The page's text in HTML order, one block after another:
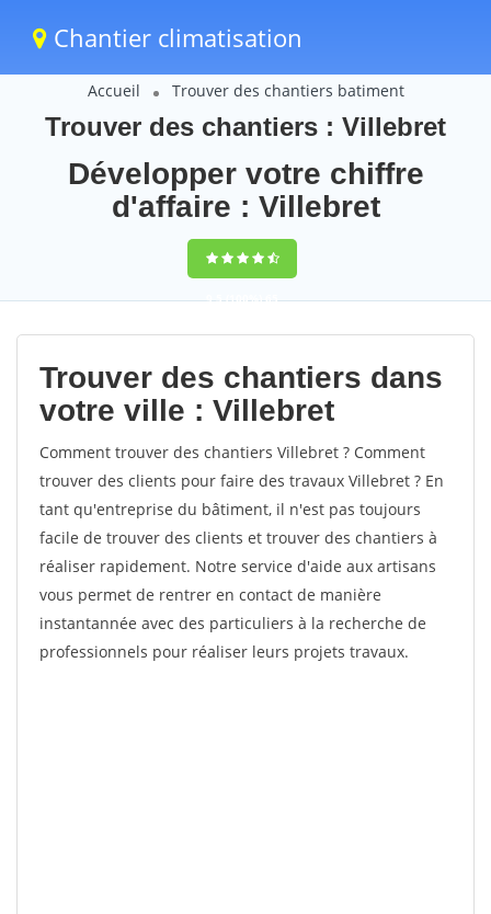
Chantier climatisation
Accueil Trouver des chantiers batiment
Trouver des chantiers : Villebret
Développer votre chiffre
d'affaire : Villebret
9,5(100%)65
votes
Trouver des chantiers dans
votre ville : Villebret
Comment trouver des chantiers Villebret ? Comment
trouver des clients pour faire des travaux Villebret ? En
tant qu'entreprise du bâtiment, il n'est pas toujours
facile de trouver des clients et trouver des chantiers à
réaliser rapidement. Notre service d'aide aux artisans
vous permet de rentrer en contact de manière
instantannée avec des particuliers à la recherche de
professionnels pour réaliser leurs projets travaux.